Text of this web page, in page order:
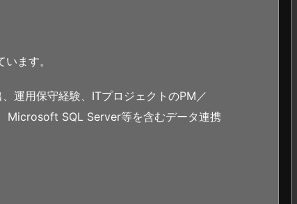
ます。
運用保守経験、ITプロジェクトのPM／
Microsoft SQL Server等を含むデータ連携